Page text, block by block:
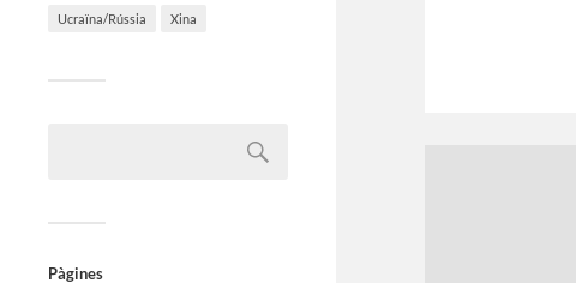
Ucraïna/Rússia Xina
Pàgines